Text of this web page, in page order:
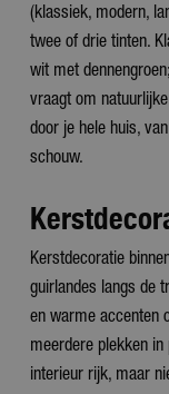
(klassiek, modern,
twee of drie tinten.
wit met
vraagt om
door je hele huis,
schouw.
Kerstdecoratie
guirlandes langs de
en warme accenten
meerdere plekken
interieur rijk, maar